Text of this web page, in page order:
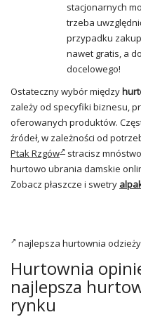
stacjonarnych
trzeba
przypadku
nawet gratis, a
docelowego!
Ostateczny wybór między
zależy od specyfiki biznesu,
oferowanych produktów.
źródeł, w zależności od
Ptak Rzgów
stracisz
hurtowo ubrania damskie
Zobacz płaszcze i swetry
najlepsza hurtownia
Hurtownia
najlepsza
rynku